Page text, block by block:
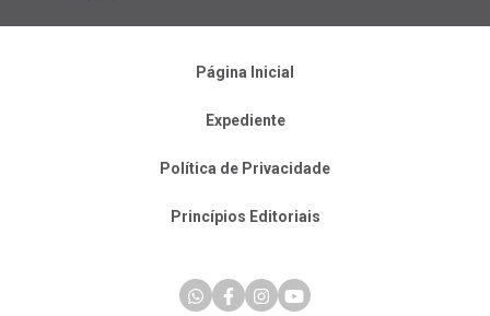
Página Inicial
Expediente
Política de Privacidade
Princípios Editoriais